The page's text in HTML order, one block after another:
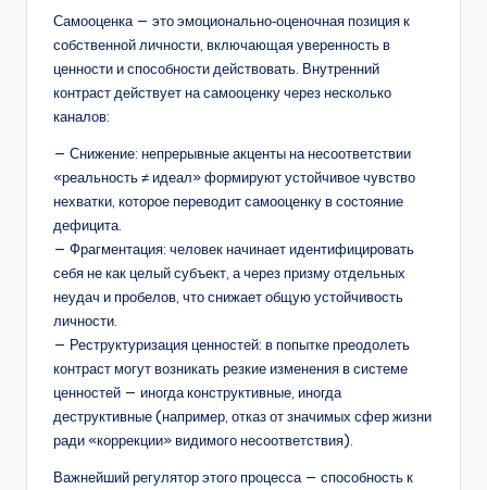
Самооценка — это эмоционально‑оценочная позиция к
собственной личности, включающая уверенность в
ценности и способности действовать. Внутренний
контраст действует на самооценку через несколько
каналов:
— Снижение: непрерывные акценты на несоответствии
«реальность ≠ идеал» формируют устойчивое чувство
нехватки, которое переводит самооценку в состояние
дефицита.
— Фрагментация: человек начинает идентифицировать
себя не как целый субъект, а через призму отдельных
неудач и пробелов, что снижает общую устойчивость
личности.
— Реструктуризация ценностей: в попытке преодолеть
контраст могут возникать резкие изменения в системе
ценностей — иногда конструктивные, иногда
деструктивные (например, отказ от значимых сфер жизни
ради «коррекции» видимого несоответствия).
Важнейший регулятор этого процесса — способность к